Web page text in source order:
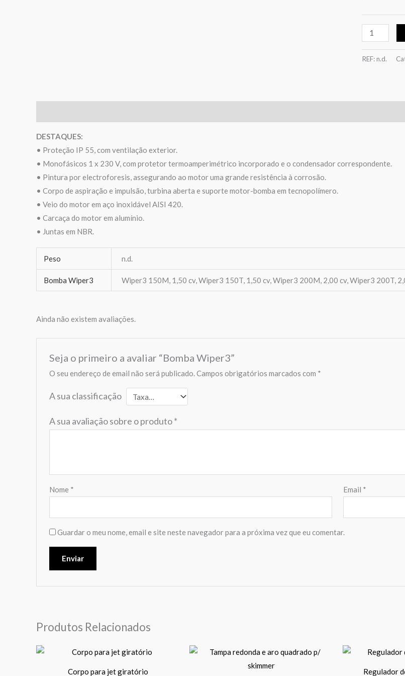
REF:n.d.
DESTAQUES:
• Proteção IP 55, com ventilação exterior.
• Monofásicos 1 x 230 V, com protetor termoamperimétrico incorporado e o condensador correspondente.
• Pintura por electroforesis, assegurando ao motor uma grande resistência à corrosão.
• Corpo de aspiração e impulsão, turbina aberta e suporte motor-bomba em tecnopolímero.
• Veio do motor em aço inoxidável AISI 420.
• Carcaça do motor em alumínio.
• Juntas em NBR.
Peso n.d.
Bomba Wiper3 Wiper3 150M, 1,50 cv, Wiper3 150T, 1,50 cv, Wiper3 200M, 2,00 cv, Wiper3 200T,
Ainda não existem avaliações.
Seja o primeiro a avaliar “Bomba Wiper3”
O seu endereço de email não será publicado.Campos obrigatórios marcados com *
A sua classificação
A sua avaliação sobre o produto*
Nome * Email *
Guardar o meu nome, email e site neste navegador para a próxima vez que eu comentar.
Produtos Relacionados
Corpo para jet giratório
Price
range:
through
This
Regulador